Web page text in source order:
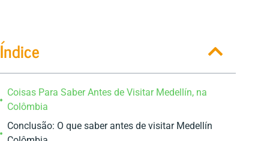
Índice
Coisas Para Saber Antes de Visitar Medellín, na
Colômbia
Conclusão: O que saber antes de visitar Medellín